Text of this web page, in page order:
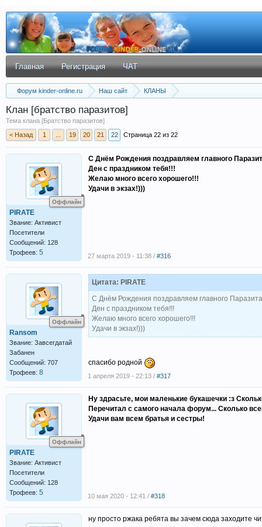
Главная Регистрация ЧАТ
Форум kinder-online.ru Наш сайт КЛАНЫ
Клан [братство паразитов]
Тема клана [Братство паразитов]
< Назад
1 19 20 21 22 Страница 22 из 22
Оффлайн
PIRATE
Звание: Активист
Посетители
Сообщений: 128
Трофеев: 5
С Днём Рождения поздравляем главного
Ден с праздником тебя!!!
Желаю много всего хорошего!!!
Удачи в экзах!)))
27 марта 2019 - 11:38 / #316
Оффлайн
Ransom
Звание: Завсегдатай
Забанен
Сообщений: 707
Трофеев: 8
Цитата: PIRATE
С Днём Рождения поздравляем главного
Ден с праздником тебя!!!
Желаю много всего хорошего!!!
Удачи в экзах!)))
спасибо родной
1 апреля 2019 - 22:13 / #317
Оффлайн
PIRATE
Звание: Активист
Посетители
Сообщений: 128
Трофеев: 5
Ну здрасьте, мои маленькие букашечки :з
Перечитал с самого начала форум... Сколько
Удачи вам всем братья и сестры!
10 мая 2020 - 12:41 / #318
ну просто ржака ребята вы зачем сюда заходите